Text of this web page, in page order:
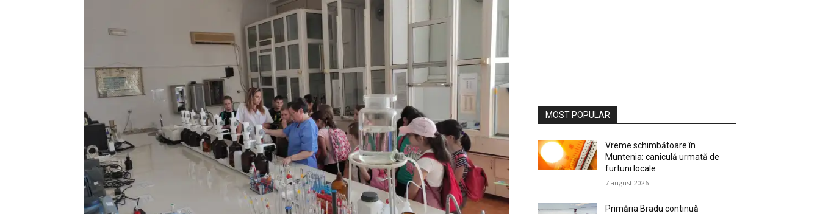
MOST POPULAR
Vreme schimbătoare în
Muntenia: caniculă urmată de
furtuni locale
7 august 2026
Primăria Bradu continuă